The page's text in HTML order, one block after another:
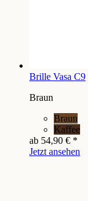
Brille Vasa C9
Braun
Braun
Kaffee
ab 54,90 € *
Jetzt ansehen